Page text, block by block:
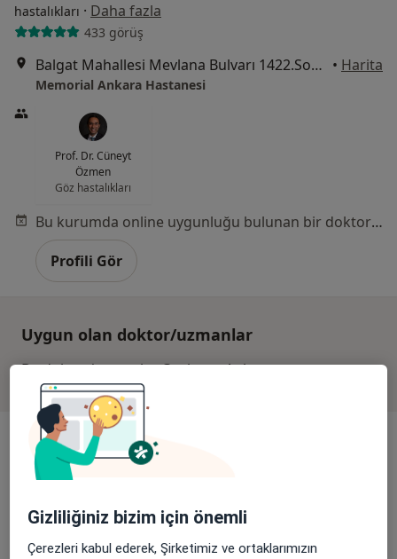
hastalıkları · Daha fazla
433 görüş
Balgat Mahallesi Mevlana Bulvarı 1422.Sokak No:4, Çankaya • Harita
Memorial Ankara Hastanesi
Prof. Dr. Cüneyt
Özmen
Göz hastalıkları
Bu kurumda online uygunluğu bulunan bir doktor veya uzman bulunamadı
Profili Gör
Uygun olan doktor/uzmanlar
Bu doktor/uzmanlar Çankaya, Ankara aramanıza
yakın bölgelerde bulunuyor.
Gizliliğiniz bizim için önemli
Çerezleri kabul ederek, Şirketimiz ve ortaklarımızın